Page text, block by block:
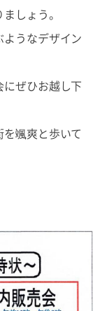
しょう。
うなデザイン
ぜひお越し下
颯爽と歩いて